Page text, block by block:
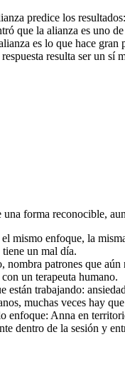
predice los
que la alianza es uno
es lo que hace
resulta ser un sí
forma reconocible,
mismo enfoque, la
un mal día.
patrones que
un terapeuta humano.
están trabajando:
muchas veces hay
enfoque: Anna en
dentro de la sesión y